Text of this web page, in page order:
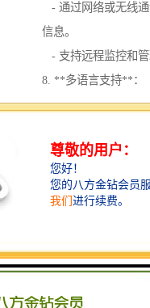
- 通过网络或无线
信息。
- 支持远程监控和管
8. **多语言支持**：
- 提供多种语言界面
- 针对不同类型的比
规则配置。
这些功能的组合使得